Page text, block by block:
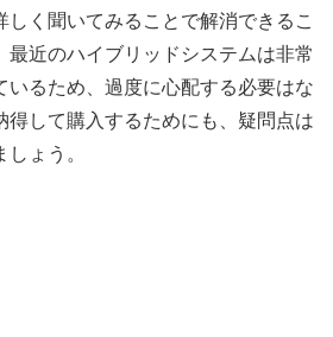
しく聞いてみることで解消できるこ
最近のハイブリッドシステムは非常
いるため、過度に心配する必要はな
得して購入するためにも、疑問点は
ょう。